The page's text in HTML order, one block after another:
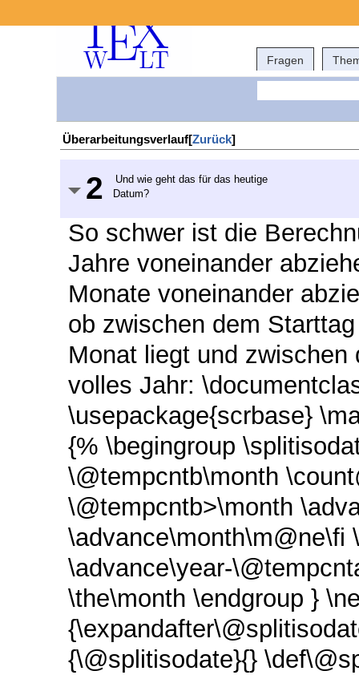
Fragen
Überarbeitungsverlauf[Zurück]
2
Und wie geht das für das heutige
Datum?
So schwer ist die
Jahre voneinander
Monate voneinander
ob zwischen dem
Monat liegt und
volles Jahr:
\usepackage{scrbase}
{% \begingroup
\@tempcntb\month
\@tempcntb>\month
\advance\month\m@ne\fi
\advance\year-
\the\month \endgroup }
{\@splitisodate}{}